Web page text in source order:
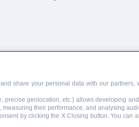
share your personal data with our
geolocation, etc.) allows developing
their performance, and analysing
by clicking the X Closing button. You can